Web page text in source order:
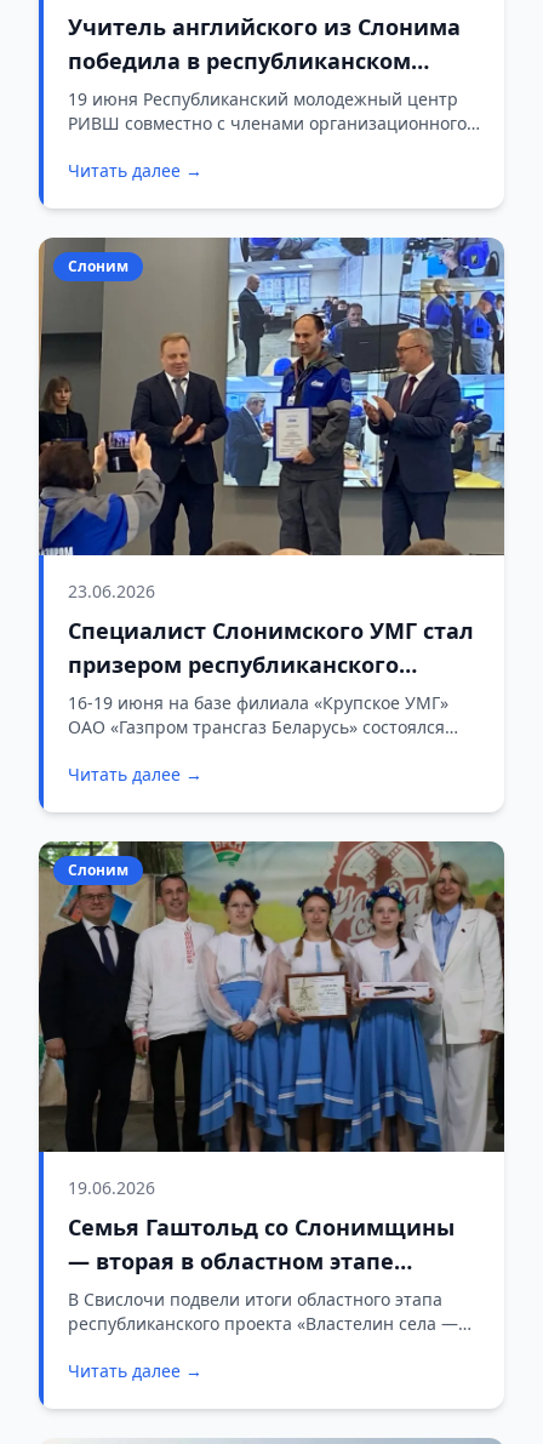
Учитель английского из Слонима
победила в республиканском
конкурсе блогеров «БлогоСфера
8.0»
19 июня Республиканский молодежный центр
РИВШ совместно с членами организационного
конкурса блогеров «БлогоСфера 8.0». На конкурс
Читать далее →
Слоним
23.06.2026
Специалист Слонимского УМГ стал
призером республиканского
конкурса «Лучший приборист»
16-19 июня на базе филиала «Крупское УМГ»
ОАО «Газпром трансгаз Беларусь» состоялся
на звание «Лучший приборист ОАО «Газпром
Читать далее →
Слоним
19.06.2026
Семья Гаштольд со Слонимщины
— вторая в областном этапе
проекта «Властелин села – 2026»
В Свислочи подвели итоги областного этапа
республиканского проекта «Властелин села —
Виктора Полойко из Мостовского района,
Читать далее →